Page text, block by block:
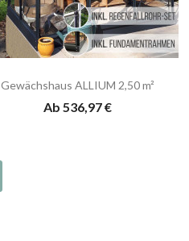
Gewächshaus ALLIUM 2,50 m²
Ab 536,97 €